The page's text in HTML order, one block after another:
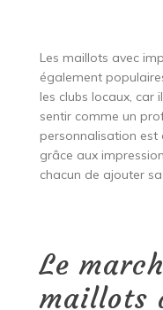
Les maillots avec
également
les clubs locaux, car
sentir comme un
personnalisation est
grâce aux
chacun de ajouter
Le
maillots